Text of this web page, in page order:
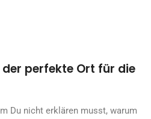
der perfekte Ort für die
Du nicht erklären musst, warum